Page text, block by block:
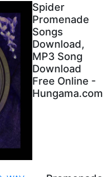
Spider
Promenade
Songs
Download,
MP3 Song
Download
Free Online -
Hungama.com